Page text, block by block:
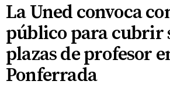
La Uned convoca
público para cubrir
plazas de profesor
Ponferrada